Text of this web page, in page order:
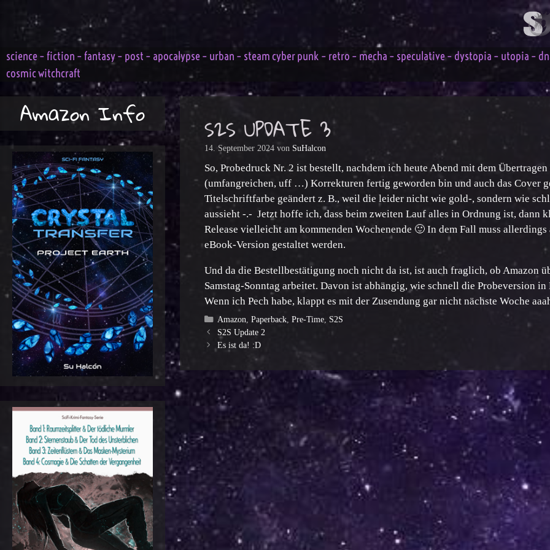
science – fiction – fantasy – post – apocalypse – urban – steam cyber punk – retro – mecha – speculative – dystopia – utopia –
cosmic witchcraft
S2S UPDATE 3
14. September 2024 von SuHalcon
So, Probedruck Nr. 2 ist bestellt, nachdem ich heute Abend mit dem Übertragen
(umfangreichen, uff …) Korrekturen fertig geworden bin und auch das Cover
Titelschriftfarbe geändert z. B., weil die leider nicht wie gold-, sondern wie
aussieht -.- Jetzt hoffe ich, dass beim zweiten Lauf alles in Ordnung ist, dann
Release vielleicht am kommenden Wochenende 🙂 In dem Fall muss allerdings
eBook-Version gestaltet werden.
Und da die Bestellbestätigung noch nicht da ist, ist auch fraglich, ob Amazon
Samstag-Sonntag arbeitet. Davon ist abhängig, wie schnell die Probeversion in
Wenn ich Pech habe, klappt es mit der Zusendung gar nicht nächste Woche
Kategorien
Amazon ,Paperback ,Pre-Time S2S
S2S Update 2
Es ist da! :D
Amazon Info